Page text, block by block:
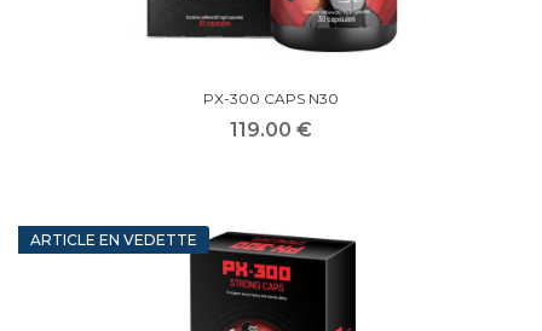
PX-300 CAPS N30
119.00 €
ARTICLE EN VEDETTE